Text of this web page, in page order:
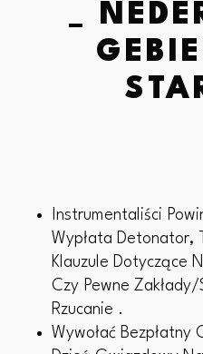
_
Instrumentaliści
Wypłata Detonator,
Klauzule Dotyczące
Czy Pewne
Rzucanie .
Wywołać Bezpłatny